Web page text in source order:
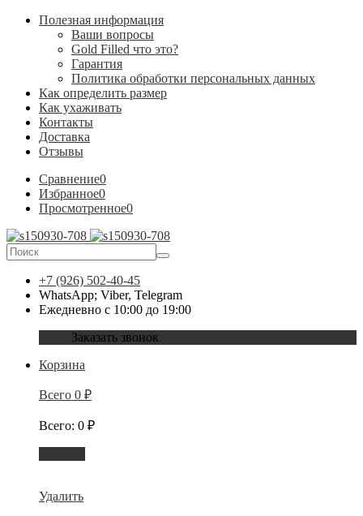
Полезная информация
Ваши вопросы
Gold Filled что это?
Гарантия
Политика обработки персональных данных
Как определить размер
Как ухаживать
Контакты
Доставка
Отзывы
Сравнение0
Избранное0
Просмотренное0
+7 (926) 502-40-45
WhatsApp; Viber, Telegram
Ежедневно с 10:00 до 19:00
Заказать звонок
Корзина
Всего 0 ₽
Всего: 0 ₽
Удалить